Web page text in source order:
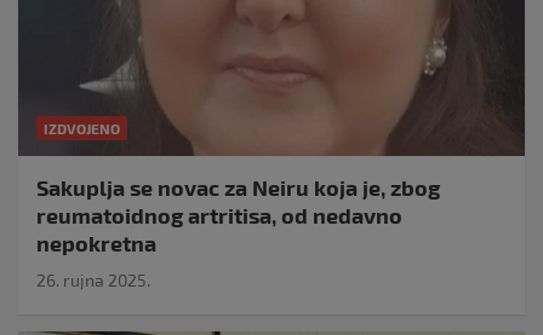
IZDVOJENO
Sakuplja se novac za Neiru koja je, zbog
reumatoidnog artritisa, od nedavno
nepokretna
26. rujna 2025.